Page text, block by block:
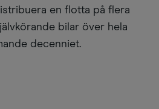
en flotta på flera
bilar över hela
decenniet.